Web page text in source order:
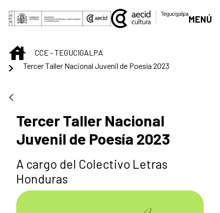
Saltar al contenido principal
MENÚ
INICIOCCE - TEGUCIGALPA
Tercer Taller Nacional Juvenil de Poesía 2023
Tercer Taller Nacional
Juvenil de Poesía 2023
A cargo del Colectivo Letras
Honduras